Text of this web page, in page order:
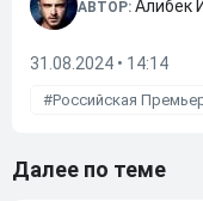
АВТОР: Алибек
31.08.2024 • 14:14
Российская
Далее по теме